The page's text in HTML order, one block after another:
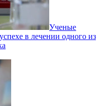
Ученые
в лечении одного из